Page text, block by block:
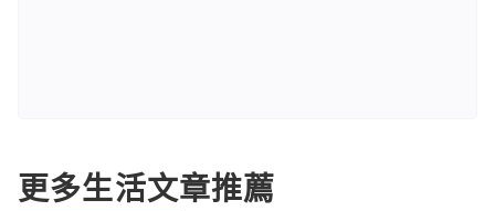
更多生活文章推薦